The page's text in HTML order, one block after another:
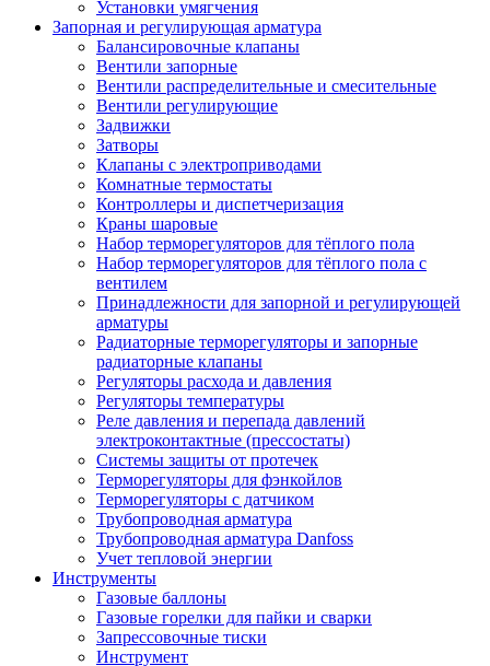
Установки умягчения
Запорная и регулирующая арматура
Балансировочные клапаны
Вентили запорные
Вентили распределительные и смесительные
Вентили регулирующие
Задвижки
Затворы
Клапаны с электроприводами
Комнатные термостаты
Контроллеры и диспетчеризация
Краны шаровые
Набор терморегуляторов для тёплого пола
Набор терморегуляторов для тёплого пола с
вентилем
Принадлежности для запорной и регулирующей
арматуры
Радиаторные терморегуляторы и запорные
радиаторные клапаны
Регуляторы расхода и давления
Регуляторы температуры
Реле давления и перепада давлений
электроконтактные (прессостаты)
Системы защиты от протечек
Терморегуляторы для фэнкойлов
Терморегуляторы с датчиком
Трубопроводная арматура
Трубопроводная арматура Danfoss
Учет тепловой энергии
Инструменты
Газовые баллоны
Газовые горелки для пайки и сварки
Запрессовочные тиски
Инструмент